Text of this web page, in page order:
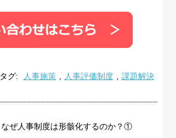
タグ: 人事施策 人事評価制度 課題解決
なぜ人事制度は形骸化するのか？①